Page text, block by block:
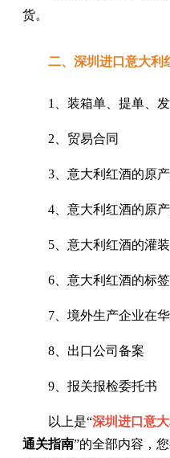
货。
二、深圳进口意大利
1、装箱单、提单、
2、贸易合同
3、意大利红酒的原产
4、意大利红酒的原产
5、意大利红酒的灌装
6、意大利红酒的标签
7、境外生产企业在华
8、出口公司备案
9、报关报检委托书
以上是“深圳进口意
通关指南”的全部内容，